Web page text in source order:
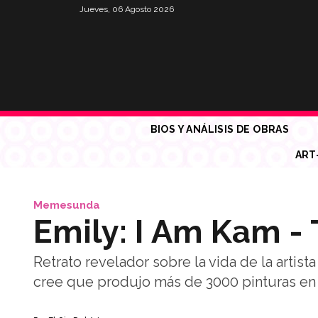
Jueves, 06 Agosto 2026
BIOS Y ANÁLISIS DE OBRAS
Memesunda
Emily: I Am Kam -
Retrato revelador sobre la vida de la
cree que produjo más de 3000 pinturas